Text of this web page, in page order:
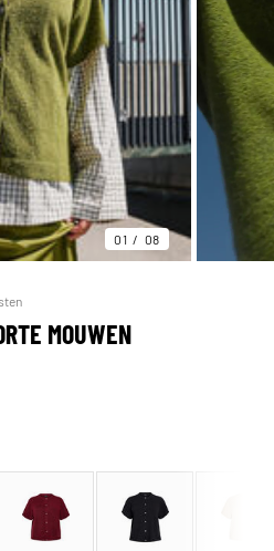
01 08
MOUWEN